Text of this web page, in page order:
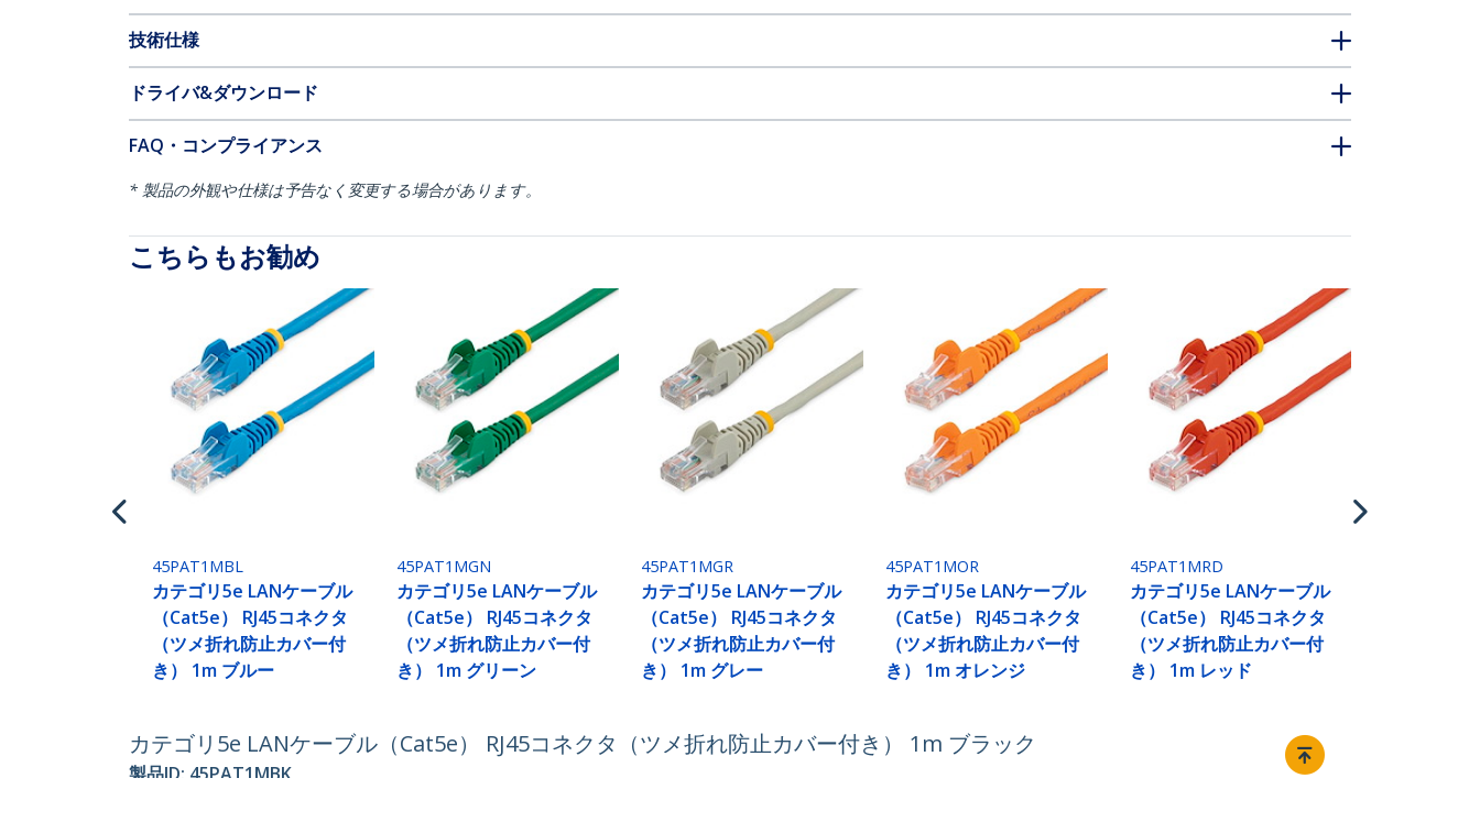
技術仕様
ドライバ&ダウンロード
FAQ・コンプライアンス
* 製品の外観や仕様は予告なく変更する場合があります。
こちらもお勧め
45PAT1MBL
カテゴリ5e LANケーブル
（Cat5e） RJ45コネクタ
（ツメ折れ防止カバー付
き） 1m ブルー
45PAT1MGN
カテゴリ5e LANケーブル
（Cat5e） RJ45コネクタ
（ツメ折れ防止カバー付
き） 1m グリーン
45PAT1MGR
カテゴリ5e LANケーブル
（Cat5e） RJ45コネクタ
（ツメ折れ防止カバー付
き） 1m グレー
45PAT1MOR
カテゴリ5e LANケーブル
（Cat5e） RJ45コネクタ
（ツメ折れ防止カバー付
き） 1m オレンジ
45PAT1MRD
カテゴリ5e LANケーブル
（Cat5e） RJ45コネクタ
（ツメ折れ防止カバー付
き） 1m レッド
カテゴリ5e LANケーブル（Cat5e） RJ45コネクタ（ツメ折れ防止カバー付き） 1m ブラック
製品ID: 45PAT1MBK